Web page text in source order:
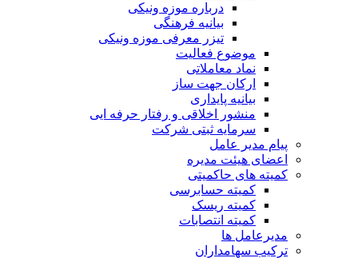
درباره موزه ونیکی
بیانیه فرهنگی
تیزر معرفی موزه ونیکی
موضوع فعالیت
نماد معاملاتی
ارکان جهت ساز
بیانیه پایداری
منشور اخلاقی و رفتار حرفه ایی
سرمایه ثبتی شرکت
پیام مدیر عامل
اعضای هیئت مدیره
کمیته های حاکمیتی
کمیته حسابرسی
کمیته ریسک
کمیته انتصابات
مدیرعامل ها
ترکیب سهامداران